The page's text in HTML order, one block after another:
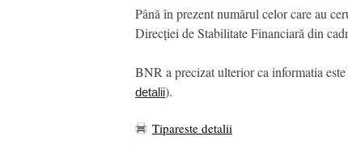
Până în prezent numărul celor care au
Direcției de Stabilitate Financiară din
BNR a precizat ulterior ca informatia
detalii).
Tipareste detalii